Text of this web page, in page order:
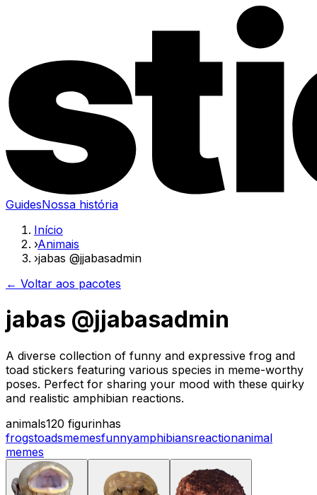
GuidesNossa história
Início
›Animais
›jabas @jjabasadmin
← Voltar aos pacotes
jabas @jjabasadmin
A diverse collection of funny and expressive frog and
toad stickers featuring various species in meme-worthy
poses. Perfect for sharing your mood with these quirky
and realistic amphibian reactions.
animals120 figurinhas
frogstoadsmemesfunnyamphibiansreactionanimal
memes